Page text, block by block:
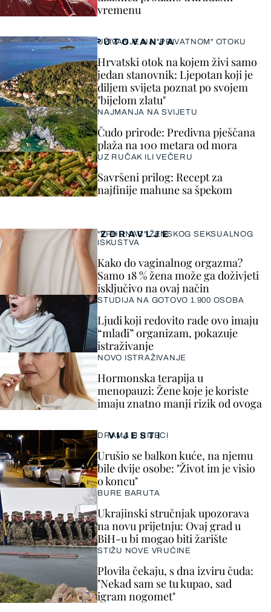
VIJESTI
DRAMA U RIJECI
Urušio se balkon kuće, na njemu
bile dvije osobe: "Život im je visio
o koncu"
BURE BARUTA
Ukrajinski stručnjak upozorava
na novu prijetnju: Ovaj grad u
BiH-u bi mogao biti žarište
STIŽU NOVE VRUĆINE
Plovila čekaju, s dna izviru čuda:
"Nekad sam se tu kupao, sad
igram nogomet"
vremenu
ZDRAVLJE
"VRHUNAC" ŽENSKOG SEKSUALNOG
ISKUSTVA
Kako do vaginalnog orgazma?
Samo 18 % žena može ga doživjeti
isključivo na ovaj način
STUDIJA NA GOTOVO 1.900 OSOBA
Ljudi koji redovito rade ovo imaju
“mlađi” organizam, pokazuje
istraživanje
NOVO ISTRAŽIVANJE
Hormonska terapija u
menopauzi: Žene koje je koriste
imaju znatno manji rizik od ovoga
PUTOVANJA
UŽIVANJE NA "PRIVATNOM" OTOKU
Hrvatski otok na kojem živi samo
jedan stanovnik: Ljepotan koji je
diljem svijeta poznat po svojem
"bijelom zlatu"
NAJMANJA NA SVIJETU
Čudo prirode: Predivna pješčana
plaža na 100 metara od mora
UZ RUČAK ILI VEČERU
Savršeni prilog: Recept za
najfinije mahune sa špekom